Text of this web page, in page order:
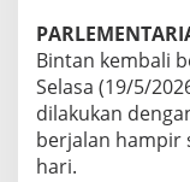
Bintan kembali
Selasa (19/5/
dilakukan
berjalan hampir
hari.